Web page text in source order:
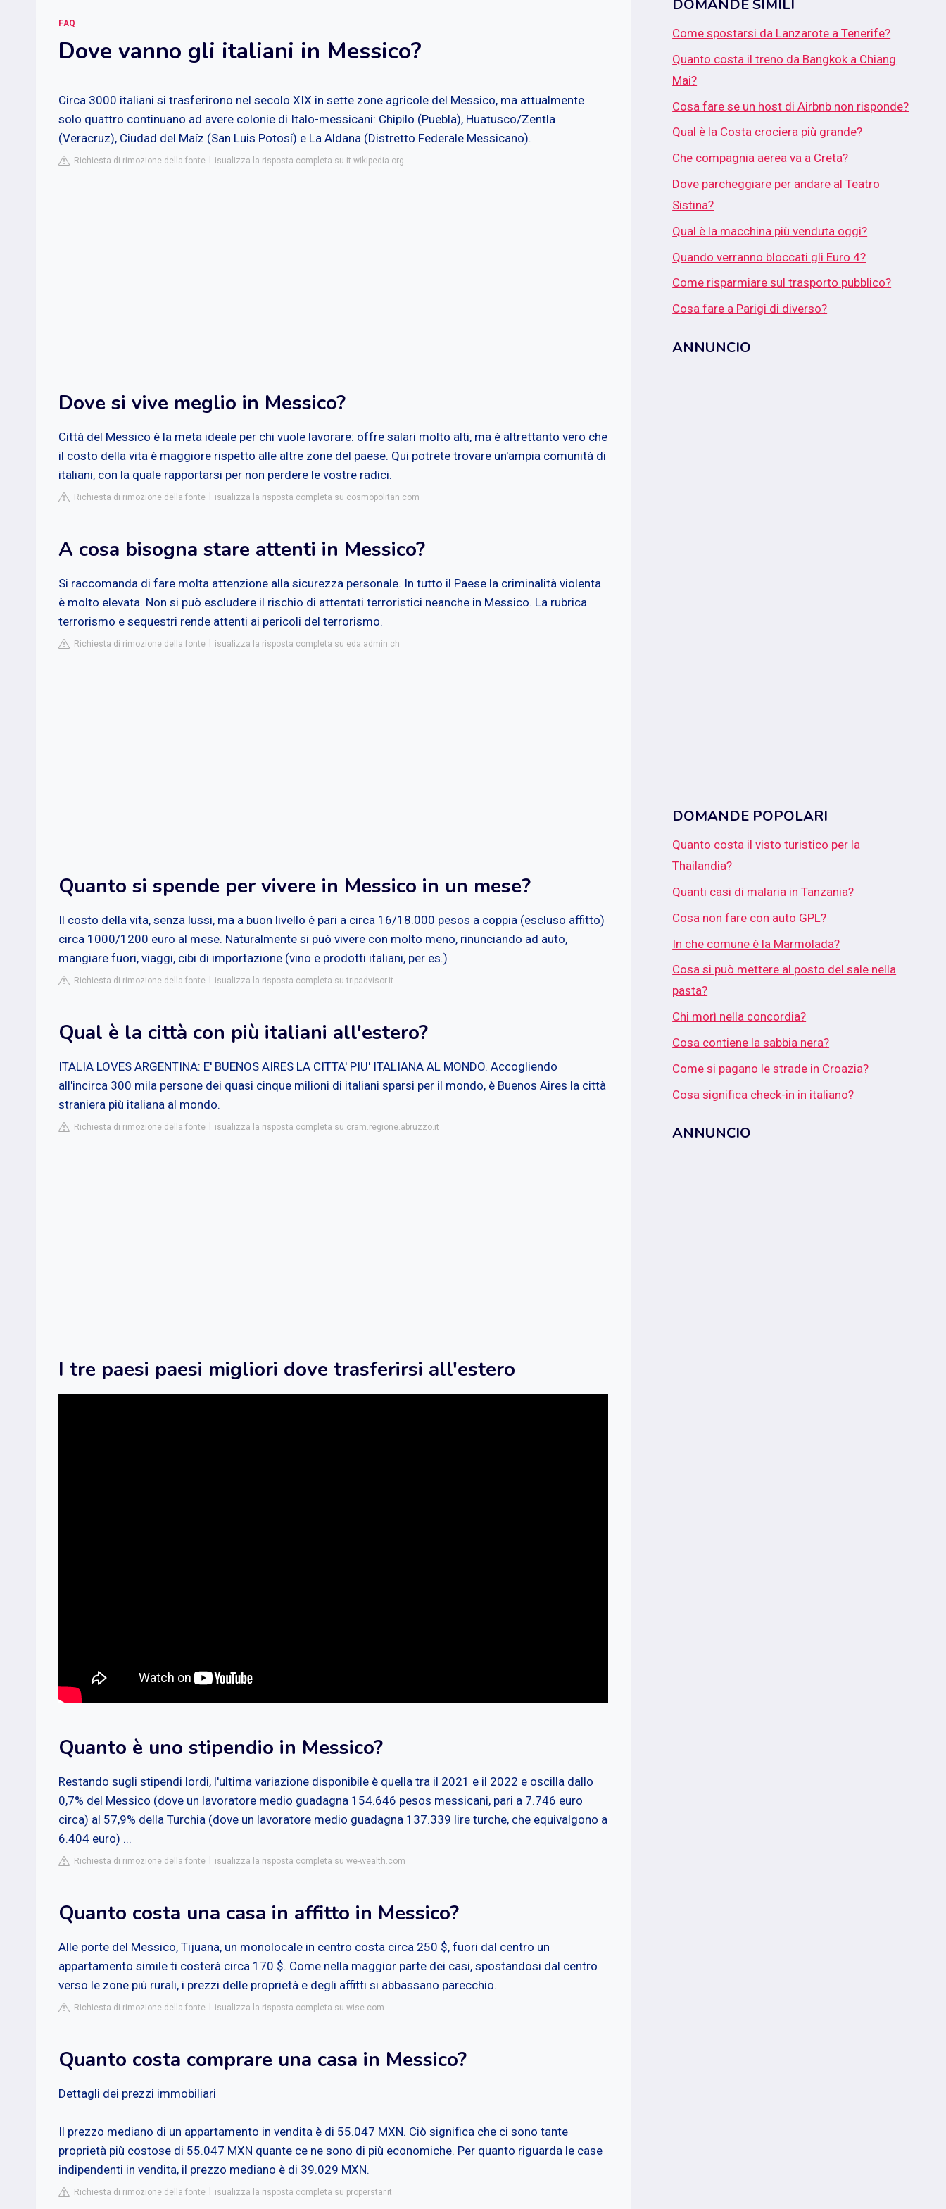
FAQ
Dove vanno gli italiani in Messico?
Circa 3000 italiani si trasferirono nel secolo XIX in sette zone agricole del Messico, ma attualmente
solo quattro continuano ad avere colonie di Italo-messicani: Chipilo (Puebla), Huatusco/Zentla
(Veracruz), Ciudad del Maíz (San Luis Potosí) e La Aldana (Distretto Federale Messicano).
Richiesta di rimozione della fonte isualizza la risposta completa su it.wikipedia.org
Dove si vive meglio in Messico?
Città del Messico è la meta ideale per chi vuole lavorare: offre salari molto alti, ma è altrettanto vero che
il costo della vita è maggiore rispetto alle altre zone del paese. Qui potrete trovare un'ampia comunità di
italiani, con la quale rapportarsi per non perdere le vostre radici.
Richiesta di rimozione della fonte isualizza la risposta completa su cosmopolitan.com
A cosa bisogna stare attenti in Messico?
Si raccomanda di fare molta attenzione alla sicurezza personale. In tutto il Paese la criminalità violenta
è molto elevata. Non si può escludere il rischio di attentati terroristici neanche in Messico. La rubrica
terrorismo e sequestri rende attenti ai pericoli del terrorismo.
Richiesta di rimozione della fonte isualizza la risposta completa su eda.admin.ch
Quanto si spende per vivere in Messico in un mese?
Il costo della vita, senza lussi, ma a buon livello è pari a circa 16/18.000 pesos a coppia (escluso affitto)
circa 1000/1200 euro al mese. Naturalmente si può vivere con molto meno, rinunciando ad auto,
mangiare fuori, viaggi, cibi di importazione (vino e prodotti italiani, per es.)
Richiesta di rimozione della fonte isualizza la risposta completa su tripadvisor.it
Qual è la città con più italiani all'estero?
ITALIA LOVES ARGENTINA: E' BUENOS AIRES LA CITTA' PIU' ITALIANA AL MONDO. Accogliendo
all'incirca 300 mila persone dei quasi cinque milioni di italiani sparsi per il mondo, è Buenos Aires la città
straniera più italiana al mondo.
Richiesta di rimozione della fonte isualizza la risposta completa su cram.regione.abruzzo.it
I tre paesi paesi migliori dove trasferirsi all'estero
Quanto è uno stipendio in Messico?
Restando sugli stipendi lordi, l'ultima variazione disponibile è quella tra il 2021 e il 2022 e oscilla dallo
0,7% del Messico (dove un lavoratore medio guadagna 154.646 pesos messicani, pari a 7.746 euro
circa) al 57,9% della Turchia (dove un lavoratore medio guadagna 137.339 lire turche, che equivalgono a
6.404 euro) ...
Richiesta di rimozione della fonte isualizza la risposta completa su we-wealth.com
Quanto costa una casa in affitto in Messico?
Alle porte del Messico, Tijuana, un monolocale in centro costa circa 250 $, fuori dal centro un
appartamento simile ti costerà circa 170 $. Come nella maggior parte dei casi, spostandosi dal centro
verso le zone più rurali, i prezzi delle proprietà e degli affitti si abbassano parecchio.
Richiesta di rimozione della fonte isualizza la risposta completa su wise.com
Quanto costa comprare una casa in Messico?
Dettagli dei prezzi immobiliari
Il prezzo mediano di un appartamento in vendita è di 55.047 MXN. Ciò significa che ci sono tante
proprietà più costose di 55.047 MXN quante ce ne sono di più economiche. Per quanto riguarda le case
indipendenti in vendita, il prezzo mediano è di 39.029 MXN.
Richiesta di rimozione della fonte isualizza la risposta completa su properstar.it
DOMANDE SIMILI
Come spostarsi da Lanzarote a Tenerife?
Quanto costa il treno da Bangkok a Chiang
Mai?
Cosa fare se un host di Airbnb non risponde?
Qual è la Costa crociera più grande?
Che compagnia aerea va a Creta?
Dove parcheggiare per andare al Teatro
Sistina?
Qual è la macchina più venduta oggi?
Quando verranno bloccati gli Euro 4?
Come risparmiare sul trasporto pubblico?
Cosa fare a Parigi di diverso?
ANNUNCIO
DOMANDE POPOLARI
Quanto costa il visto turistico per la
Thailandia?
Quanti casi di malaria in Tanzania?
Cosa non fare con auto GPL?
In che comune è la Marmolada?
Cosa si può mettere al posto del sale nella
pasta?
Chi morì nella concordia?
Cosa contiene la sabbia nera?
Come si pagano le strade in Croazia?
Cosa significa check-in in italiano?
ANNUNCIO